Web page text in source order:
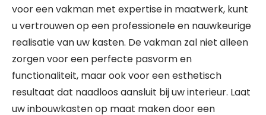
voor een vakman met expertise in maatwerk, kunt
u vertrouwen op een professionele en nauwkeurige
realisatie van uw kasten. De vakman zal niet alleen
zorgen voor een perfecte pasvorm en
functionaliteit, maar ook voor een esthetisch
resultaat dat naadloos aansluit bij uw interieur. Laat
uw inbouwkasten op maat maken door een